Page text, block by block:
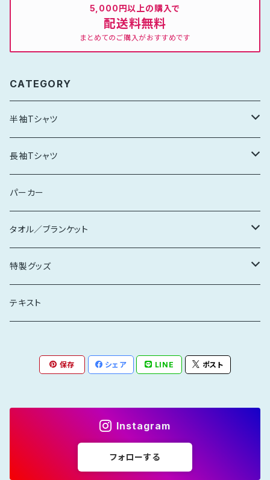
5,000円以上の購入で
配送料無料
まとめてのご購入がおすすめです
CATEGORY
半袖Tシャツ
スタンダード
レディース
キッズ
大きいサイズ
3周年限定
長袖Tシャツ
スタンダード
レディース
キッズ
パーカー
タオル／ブランケット
マフラータオル
ブランケット
特製グッズ
ステッカー
クリアファイル
缶バッジ
テキスト
保存 シェア LINE ポスト
Instagram
フォローする